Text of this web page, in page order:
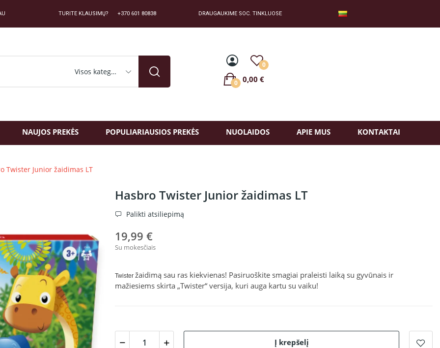
TURITE KLAUSIMŲ? +370 601 80838 DRAUGAUKIME SOC. TINKLUOSE
Visos kategorijos
0
0,00 €
0
NAUJOS PREKĖS POPULIARIAUSIOS PREKĖS NUOLAIDOS APIE MUS KONTAKTAI
Twister Junior žaidimas LT
Hasbro Twister Junior žaidimas LT
Palikti atsiliepimą
19,99 €
Su mokesčiais
Twister žaidimą sau ras kiekvienas! Pasiruoškite smagiai praleisti laiką su gyvūnais ir
mažiesiems skirta „Twister“ versija, kuri auga kartu su vaiku!
Į krepšelį